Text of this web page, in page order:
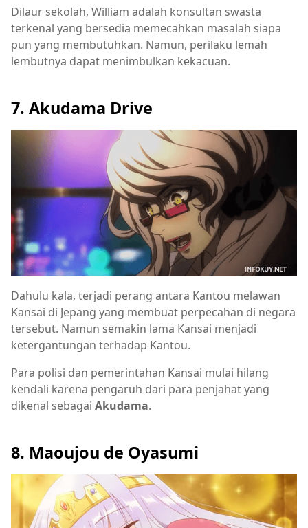
Dilaur sekolah, William adalah konsultan swasta
terkenal yang bersedia memecahkan masalah siapa
pun yang membutuhkan. Namun, perilaku lemah
lembutnya dapat menimbulkan kekacuan.
7. Akudama Drive
Dahulu kala, terjadi perang antara Kantou melawan
Kansai di Jepang yang membuat perpecahan di negara
tersebut. Namun semakin lama Kansai menjadi
ketergantungan terhadap Kantou.
Para polisi dan pemerintahan Kansai mulai hilang
kendali karena pengaruh dari para penjahat yang
dikenal sebagai Akudama.
8. Maoujou de Oyasumi